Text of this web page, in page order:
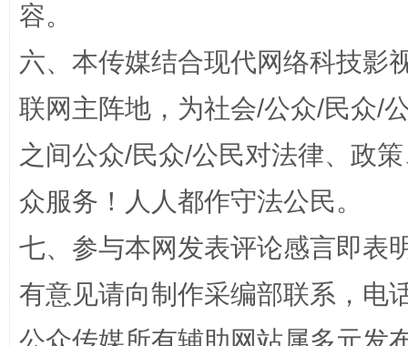
网上购药对药下症？
容。
六、本传媒结合现代网络科技影
联网主阵地，为社会/公众/民众/
之间公众/民众/公民对法律、政
众服务！人人都作守法公民。
七、参与本网发表评论感言即表
有意见请向制作采编部联系，电